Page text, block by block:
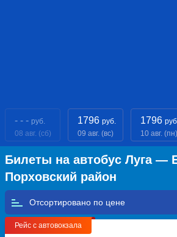
- - - руб.
08 авг. (сб)
1796 руб.
09 авг. (вс)
1796
10 авг. (пн)
Билеты на автобус Луга —
Порховский район
Отсортировано по
Рейс с автовокзала